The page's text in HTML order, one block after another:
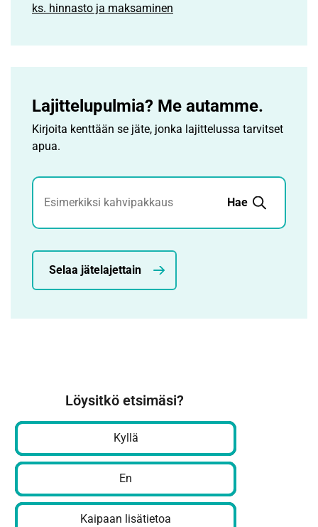
ks. hinnasto ja maksaminen
Lajittelupulmia? Me autamme.
Kirjoita kenttään se jäte, jonka lajittelussa tarvitset
apua.
Jätehaku
Hae
Selaa jätelajettain
Löysitkö etsimäsi?
Kyllä
En
Kaipaan lisätietoa